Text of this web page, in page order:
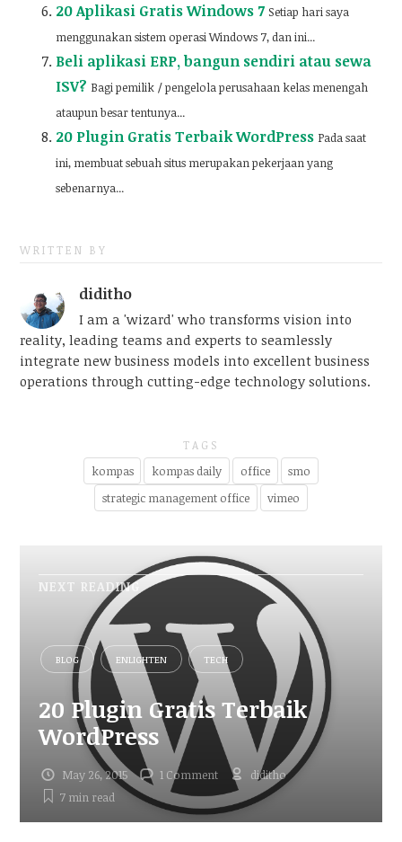
20 Aplikasi Gratis Windows 7 Setiap hari saya
menggunakan sistem operasi Windows 7, dan ini...
Beli aplikasi ERP, bangun sendiri atau sewa
ISV? Bagi pemilik / pengelola perusahaan kelas menengah
ataupun besar tentunya...
20 Plugin Gratis Terbaik WordPress Pada saat
ini, membuat sebuah situs merupakan pekerjaan yang
sebenarnya...
WRITTEN BY
diditho
I am a 'wizard' who transforms vision into
reality, leading teams and experts to seamlessly
integrate new business models into excellent business
operations through cutting-edge technology solutions.
TAGS
kompas kompas daily office
smo
strategic management office
vimeo
NEXT READING
BLOG ENLIGHTEN TECH
20 Plugin Gratis Terbaik
WordPress
May 26, 2015 1 Comment
diditho
7 minread